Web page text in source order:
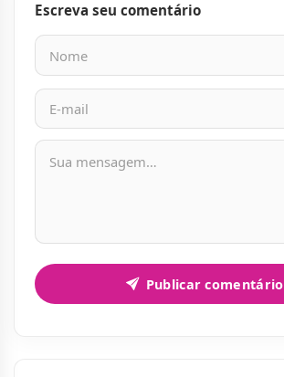
Escreva seu comentário
Nome
E-mail
Mensagem
Publicar comentário